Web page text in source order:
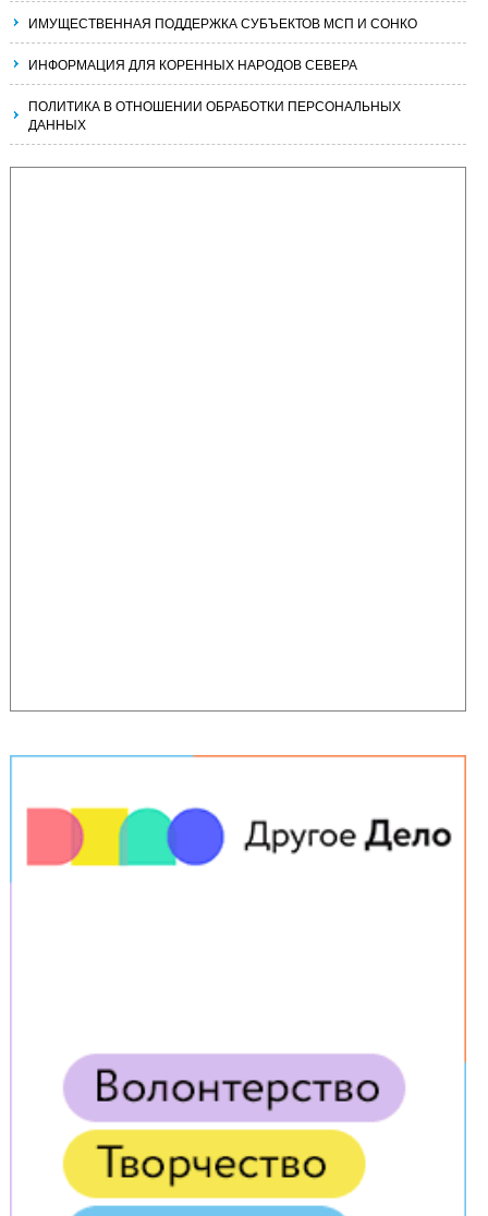
ИМУЩЕСТВЕННАЯ ПОДДЕРЖКА СУБЪЕКТОВ МСП И СОНКО
ИНФОРМАЦИЯ ДЛЯ КОРЕННЫХ НАРОДОВ СЕВЕРА
ПОЛИТИКА В ОТНОШЕНИИ ОБРАБОТКИ ПЕРСОНАЛЬНЫХ
ДАННЫХ